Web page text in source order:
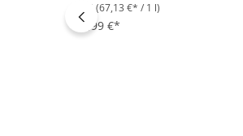
0.7 l (67,13 €* / 1 l)
46,99 €*